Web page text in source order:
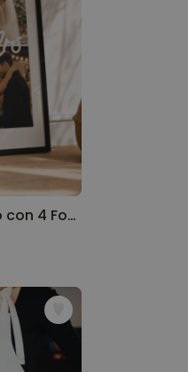
Poster Personalizzato con 4 Foto e Testo